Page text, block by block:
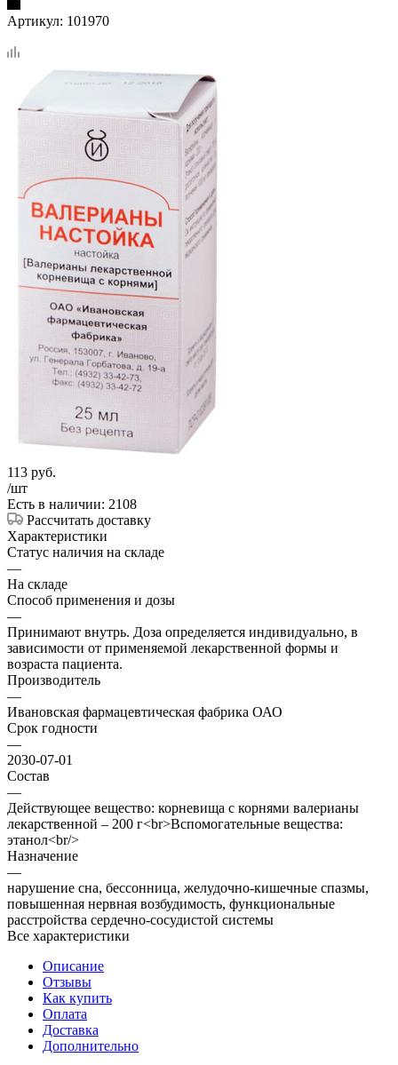
Артикул: 101970
113 руб.
/шт
Есть в наличии: 2108
Рассчитать доставку
Характеристики
Статус наличия на складе
—
На складе
Способ применения и дозы
—
Принимают внутрь. Доза определяется индивидуально, в
зависимости от применяемой лекарственной формы и
возраста пациента.
Производитель
—
Ивановская фармацевтическая фабрика ОАО
Срок годности
—
2030-07-01
Состав
—
Действующее вещество: корневища с корнями валерианы
лекарственной – 200 г<br>Вспомогательные вещества:
этанол<br/>
Назначение
—
нарушение сна, бессонница, желудочно-кишечные спазмы,
повышенная нервная возбудимость, функциональные
расстройства сердечно-сосудистой системы
Все характеристики
Описание
Отзывы
Как купить
Оплата
Доставка
Дополнительно